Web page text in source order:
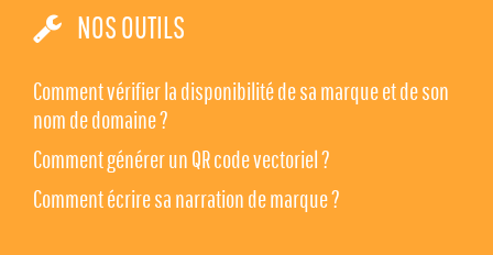
NOS OUTILS
Comment vérifier la disponibilité de sa marque et de son
nom de domaine ?
Comment générer un QR code vectoriel ?
Comment écrire sa narration de marque ?